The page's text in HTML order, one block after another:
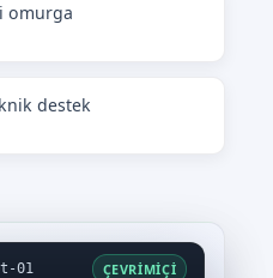
omurga
destek
01 ÇEVRIMIÇI